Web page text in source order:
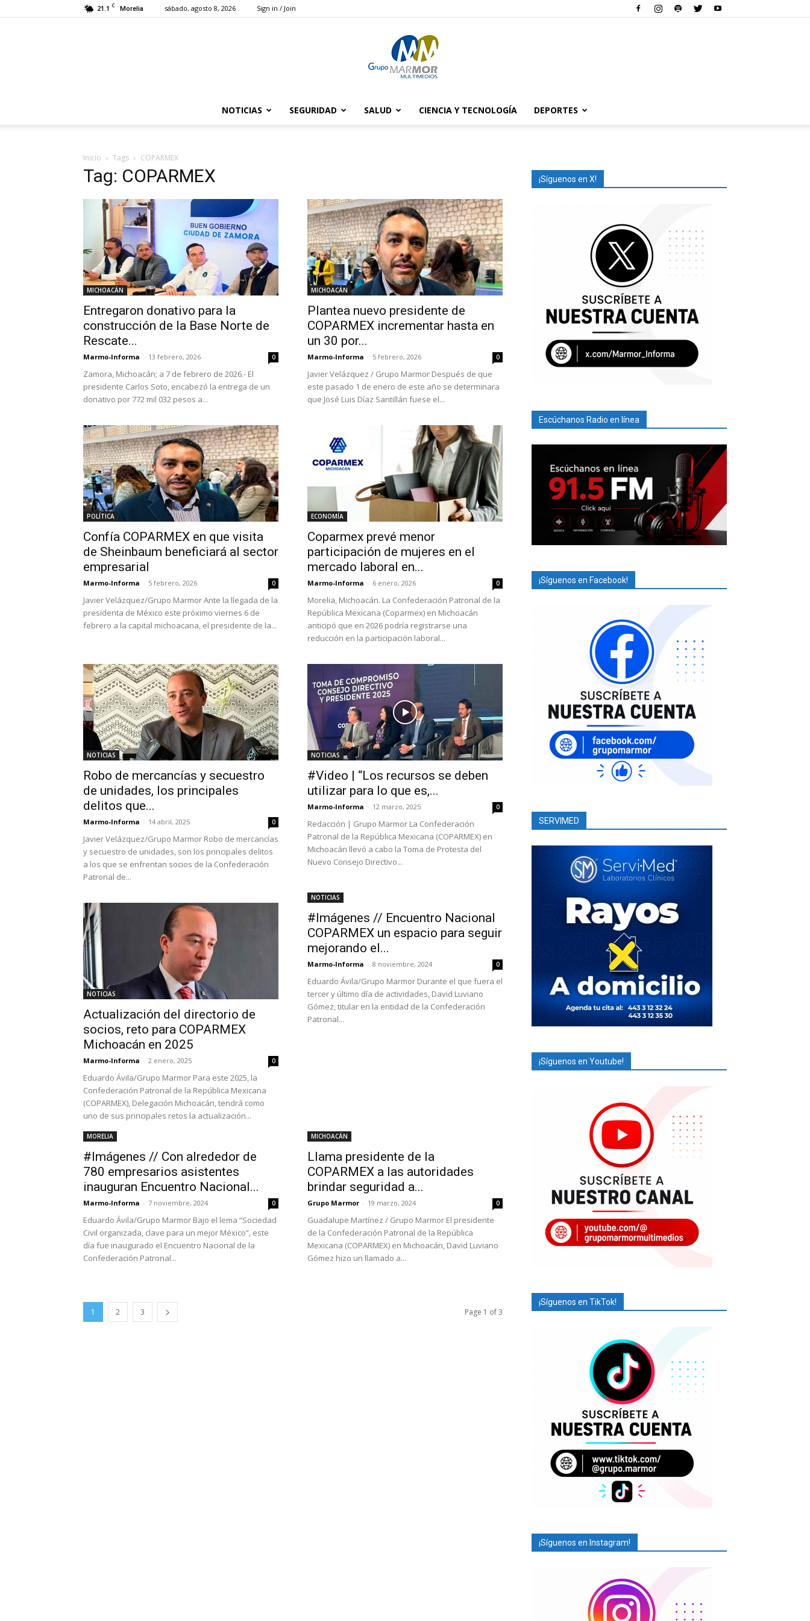
21.1 C Morelia sábado, agosto 8, 2026 Sign in / Join
Marmor
NOTICIAS SEGURIDAD SALUD CIENCIA Y TECNOLOGÍA DEPORTES
Inicio Tags COPARMEX
Tag: COPARMEX
MICHOACÁN
Entregaron donativo para la
construcción de la Base Norte de
Rescate...
Marmo-Informa - 13 febrero, 2026 0
Zamora, Michoacán; a 7 de febrero de 2026.- El
presidente Carlos Soto, encabezó la entrega de un
donativo por 772 mil 032 pesos a...
MICHOACÁN
Plantea nuevo presidente de
COPARMEX incrementar hasta en
un 30 por...
Marmo-Informa - 5 febrero, 2026 0
Javier Velázquez / Grupo Marmor Después de que
este pasado 1 de enero de este año se determinara
que José Luis Díaz Santillán fuese el...
POLÍTICA
Confía COPARMEX en que visita
de Sheinbaum beneficiará al sector
empresarial
Marmo-Informa - 5 febrero, 2026 0
Javier Velázquez/Grupo Marmor Ante la llegada de la
presidenta de México este próximo viernes 6 de
febrero a la capital michoacana, el presidente de la...
ECONOMÍA
Coparmex prevé menor
participación de mujeres en el
mercado laboral en...
Marmo-Informa - 6 enero, 2026 0
Morelia, Michoacán. La Confederación Patronal de la
República Mexicana (Coparmex) en Michoacán
anticipó que en 2026 podría registrarse una
reducción en la participación laboral...
NOTICIAS
Robo de mercancías y secuestro
de unidades, los principales
delitos que...
Marmo-Informa - 14 abril, 2025 0
Javier Velázquez/Grupo Marmor Robo de mercancías
y secuestro de unidades, son los principales delitos
a los que se enfrentan socios de la Confederación
Patronal de...
NOTICIAS
#Video | “Los recursos se deben
utilizar para lo que es,...
Marmo-Informa - 12 marzo, 2025 0
Redacción | Grupo Marmor La Confederación
Patronal de la República Mexicana (COPARMEX) en
Michoacán llevó a cabo la Toma de Protesta del
Nuevo Consejo Directivo...
NOTICIAS
Actualización del directorio de
socios, reto para COPARMEX
Michoacán en 2025
Marmo-Informa - 2 enero, 2025 0
Eduardo Ávila/Grupo Marmor Para este 2025, la
Confederación Patronal de la República Mexicana
(COPARMEX), Delegación Michoacán, tendrá como
uno de sus principales retos la actualización...
NOTICIAS
#Imágenes // Encuentro Nacional
COPARMEX un espacio para seguir
mejorando el...
Marmo-Informa - 8 noviembre, 2024 0
Eduardo Ávila/Grupo Marmor Durante el que fuera el
tercer y último día de actividades, David Luviano
Gómez, titular en la entidad de la Confederación
Patronal...
MORELIA
#Imágenes // Con alrededor de
780 empresarios asistentes
inauguran Encuentro Nacional...
Marmo-Informa - 7 noviembre, 2024 0
Eduardo Ávila/Grupo Marmor Bajo el lema “Sociedad
Civil organizada, clave para un mejor México”, este
día fue inaugurado el Encuentro Nacional de la
Confederación Patronal...
MICHOACÁN
Llama presidente de la
COPARMEX a las autoridades
brindar seguridad a...
Grupo Marmor - 19 marzo, 2024 0
Guadalupe Martínez / Grupo Marmor El presidente
de la Confederación Patronal de la República
Mexicana (COPARMEX) en Michoacán, David Luviano
Gómez hizo un llamado a...
1 2 3 Page 1 of 3
¡Síguenos en X!
Escúchanos Radio en línea
¡Síguenos en Facebook!
SERVIMED
¡Síguenos en Youtube!
¡Síguenos en TikTok!
¡Síguenos en Instagram!